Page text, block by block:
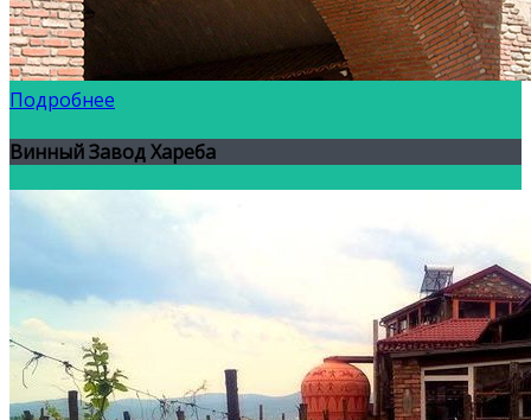
Подробнее
Винный Завод Хареба